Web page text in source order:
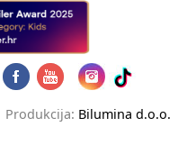
Produkcija: Bilumina d.o.o.